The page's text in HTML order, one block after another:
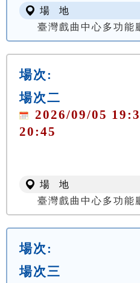
場 地
臺灣戲曲中心多功能
場次:
場次二
2026/09/05
20:45
場 地
臺灣戲曲中心多功能
場次:
場次三